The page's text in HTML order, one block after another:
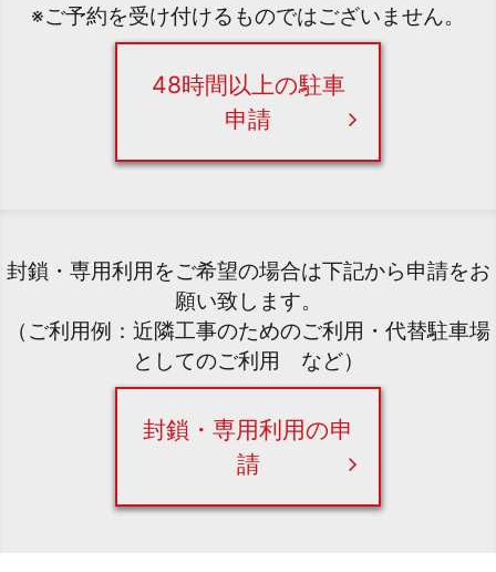
※ご予約を受け付けるものではございません。
48時間以上の駐車
申請
封鎖・専用利用をご希望の場合は下記から申請をお
願い致します。
（ご利用例：近隣工事のためのご利用・代替駐車場
としてのご利用 など）
封鎖・専用利用の申
請